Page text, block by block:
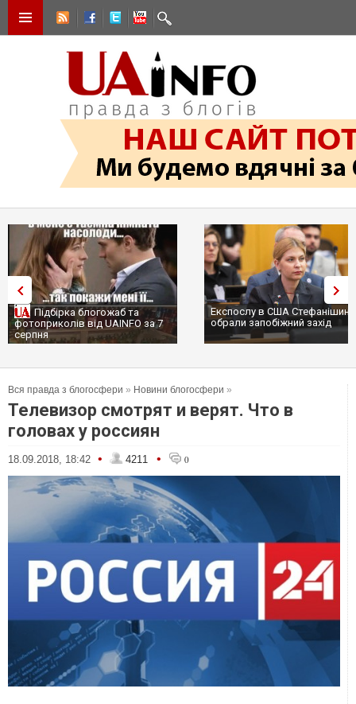
Підбірка блогожаб та
фотоприколів від UAINFO за 7
серпня
Експослу в США
обрали запобіжний захід
Вся правда з блогосфери » Новини блогосфери »
Телевизор смотрят и верят. Что в
головах у россиян
18.09.2018, 18:42 • 4211 • 0